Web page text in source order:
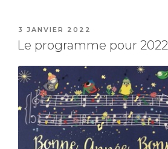
PUBLIÉ
LE
3 JANVIER 2022
Le programme pour 2022